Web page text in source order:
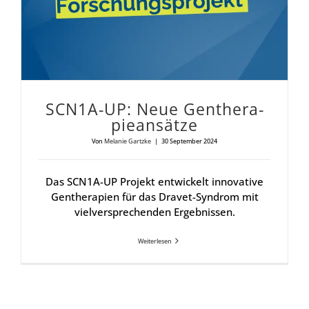
SCN1A-UP: Neue Gen­the­ra­
pie­an­sät­ze
Von Melanie Gartzke | 30 September 2024
Das SCN1A-UP Projekt entwickelt innovative
Gentherapien für das Dravet-Syndrom mit
vielversprechenden Ergebnissen.
Weiterlesen